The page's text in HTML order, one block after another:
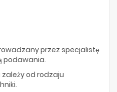
przez specjalistę
podawania.
zależy od rodzaju